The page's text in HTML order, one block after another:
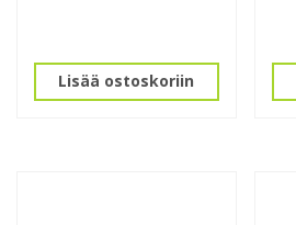
Lisää ostoskoriin